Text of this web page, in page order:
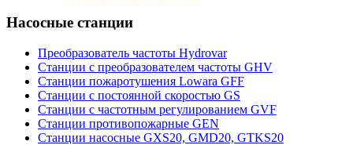
Насосные станции
Преобразователь частоты Hydrovar
Станции с преобразователем частоты GHV
Станции пожаротушения Lowara GFF
Станции с постоянной скоростью GS
Станции с частотным регулированием GVF
Станции противопожарные GEN
Станции насосные GXS20, GMD20, GTKS20